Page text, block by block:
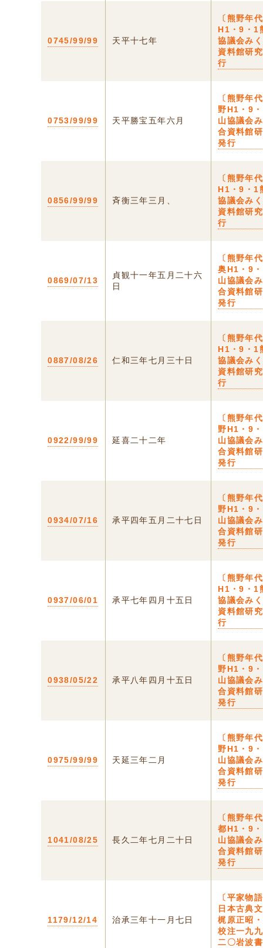
0745/99/99 天平十七年
〔熊野年
H1・9・1
協議会み
資料館研
行
0753/99/99 天平勝宝五年六月
〔熊野年
野H1・9
山協議会
合資料館
発行
0856/99/99 斉衡三年三月、
〔熊野年
H1・9・1
協議会み
資料館研
行
0869/07/13
貞観十一年五月二十六
日
〔熊野年
奥H1・9
山協議会
合資料館
発行
0887/08/26 仁和三年七月三十日
〔熊野年
H1・9・1
協議会み
資料館研
行
0922/99/99 延喜二十二年
〔熊野年
野H1・9
山協議会
合資料館
発行
0934/07/16 承平四年五月二十七日
〔熊野年
野H1・9
山協議会
合資料館
発行
0937/06/01 承平七年四月十五日
〔熊野年
H1・9・1
協議会み
資料館研
行
0938/05/22 承平八年四月十五日
〔熊野年
野H1・9
山協議会
合資料館
発行
0975/99/99 天延三年二月
〔熊野年
野H1・9
山協議会
合資料館
発行
1041/08/25 長久二年七月二十日
〔熊野年
都H1・9
山協議会
合資料館
発行
1179/12/14 治承三年十一月七日
〔平家物
日本古典
梶原正昭
校注一九
二〇岩波